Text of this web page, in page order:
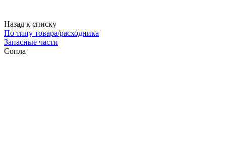
Назад к списку
По типу товара/расходника
Запасные части
Сопла